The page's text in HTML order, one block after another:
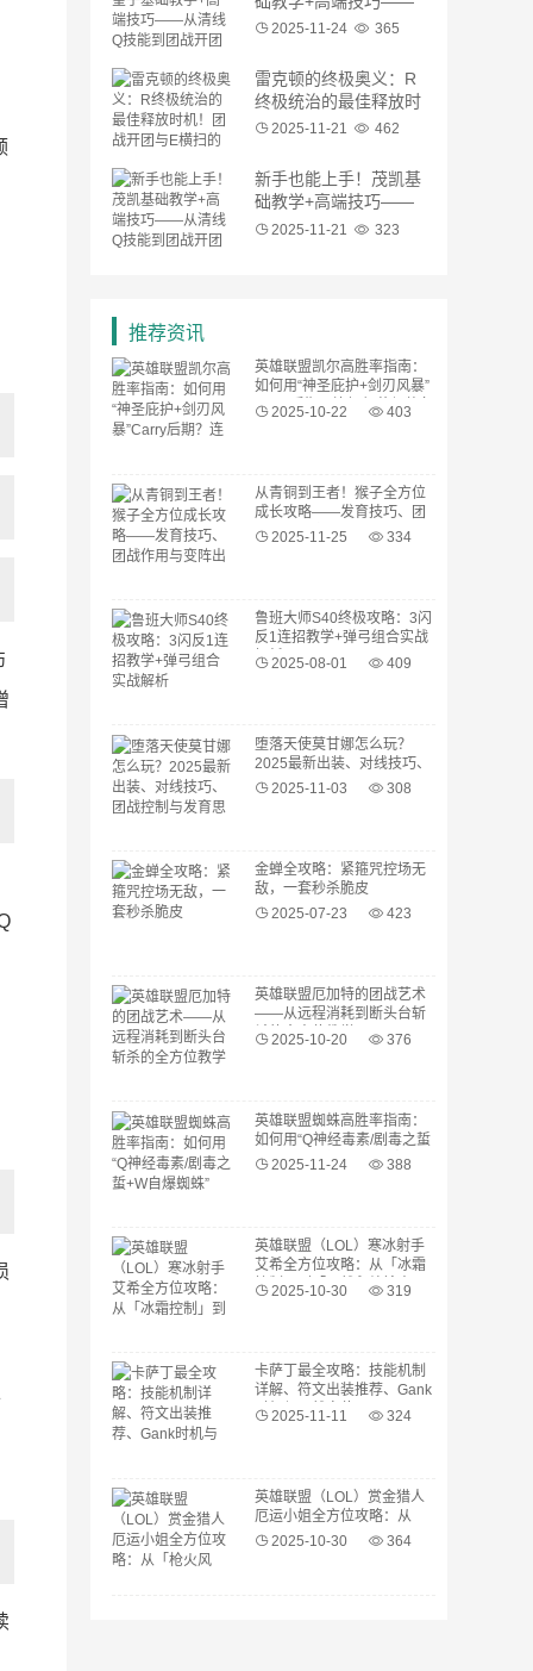
从清线Q技能到团战开
2025-11-24 365
雷克顿的终极奥义：R
终极统治的最佳释放时
机！团战开团与E横扫
2025-11-21 462
新手也能上手！茂凯基
础教学+高端技巧——
从清线Q技能到团战开
2025-11-21 323
推荐资讯
英雄联盟凯尔高胜率指南：
如何用“神圣庇护+剑刃风暴”
Carry后期？连招细节与装备
2025-10-22 403
从青铜到王者！猴子全方位
成长攻略——发育技巧、团
战作用与变阵出装
2025-11-25 334
鲁班大师S40终极攻略：3闪
反1连招教学+弹弓组合实战
解析2025-08-01 409
堕落天使莫甘娜怎么玩？
2025最新出装、对线技巧、
团战控制与发育思路全解析
2025-11-03 308
金蝉全攻略：紧箍咒控场无
敌，一套秒杀脆皮
2025-07-23
423
英雄联盟厄加特的团战艺术
——从远程消耗到断头台斩
杀的全方位教学
2025-10-20 376
英雄联盟蜘蛛高胜率指南：
如何用“Q神经毒素/剧毒之蜇
+W自爆蜘蛛”Carry团队？连
2025-11-24 388
英雄联盟（LOL）寒冰射手
艾希全方位攻略：从「冰霜
控制」到「团战永续输出」
2025-10-30 319
卡萨丁最全攻略：技能机制
详解、符文出装推荐、Gank
时机与团战定位
2025-11-11 324
英雄联盟（LOL）赏金猎人
厄运小姐全方位攻略：从
「枪火风暴」到「团战收割
2025-10-30 364